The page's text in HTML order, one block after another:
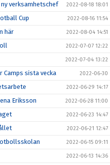
verksamhetschef 2022-08-18 18:01
Cup 2022-08-16 11:54
här 2022-08-04 14:51
2022-07-07 12:22
2022-07-04 13:22
Camps sista vecka 2022-06-30
2022-06-29 14:17
Eriksson 2022-06-28 11:00
2022-06-23 14:47
2022-06-21 12:47
2022-06-15 09:11
2022-06-13 14:36